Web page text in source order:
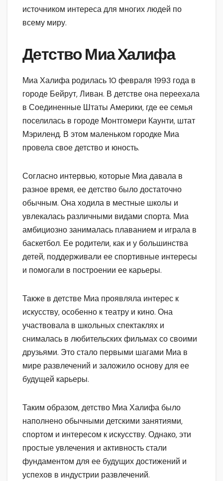
источником интереса для многих людей по
всему миру.
Детство Миа Халифа
Миа Халифа родилась 10 февраля 1993 года в
городе Бейрут, Ливан. В детстве она переехала
в Соединенные Штаты Америки, где ее семья
поселилась в городе Монтгомери Каунти, штат
Мэриленд. В этом маленьком городке Миа
провела свое детство и юность.
Согласно интервью, которые Миа давала в
разное время, ее детство было достаточно
обычным. Она ходила в местные школы и
увлекалась различными видами спорта. Миа
амбициозно занималась плаванием и играла в
баскетбол. Ее родители, как и у большинства
детей, поддерживали ее спортивные интересы
и помогали в построении ее карьеры.
Также в детстве Миа проявляла интерес к
искусству, особенно к театру и кино. Она
участвовала в школьных спектаклях и
снималась в любительских фильмах со своими
друзьями. Это стало первыми шагами Миа в
мире развлечений и заложило основу для ее
будущей карьеры.
Таким образом, детство Миа Халифа было
наполнено обычными детскими занятиями,
спортом и интересом к искусству. Однако, эти
простые увлечения и активность стали
фундаментом для ее будущих достижений и
успехов в индустрии развлечений.